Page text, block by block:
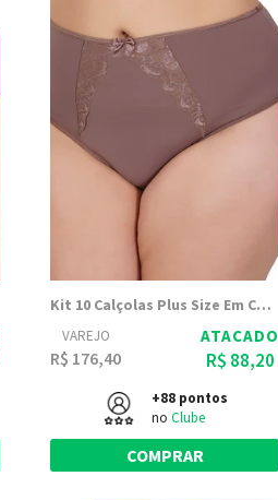
Kit 10 Calçolas Plus Size Em Cós Alto Irene - Dily Modas
VAREJO
R$ 176,40
ATACADO
R$ 88,20
+88 pontos
no Clube
COMPRAR